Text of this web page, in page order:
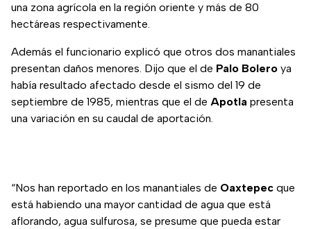
una zona agrícola en la región oriente y más de 80
hectáreas respectivamente.
Además el funcionario explicó que otros dos manantiales
presentan daños menores. Dijo que el de Palo Bolero ya
había resultado afectado desde el sismo del 19 de
septiembre de 1985, mientras que el de Apotla presenta
una variación en su caudal de aportación.
“Nos han reportado en los manantiales de Oaxtepec que
está habiendo una mayor cantidad de agua que está
aflorando, agua sulfurosa, se presume que pueda estar